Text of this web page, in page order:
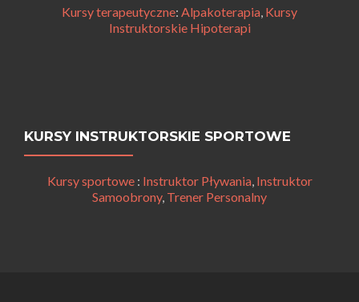
Kursy terapeutyczne: Alpakoterapia, Kursy
Instruktorskie Hipoterapi
KURSY INSTRUKTORSKIE SPORTOWE
Kursy sportowe: Instruktor Pływania, Instruktor
Samoobrony, Trener Personalny